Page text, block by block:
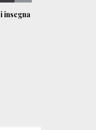
insegna